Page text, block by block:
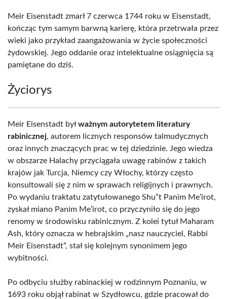
Meir Eisenstadt zmarł 7 czerwca 1744 roku w Eisenstadt,
kończąc tym samym barwną karierę, która przetrwała przez
wieki jako przykład zaangażowania w życie społeczności
żydowskiej. Jego oddanie oraz intelektualne osiągnięcia są
pamiętane do dziś.
Życiorys
Meir Eisenstadt byłważnym autorytetem literatury
rabinicznej, autorem licznych responsów talmudycznych
oraz innych znaczących prac w tej dziedzinie. Jego wiedza
w obszarze Halachy przyciągała uwagę rabinów z takich
krajów jak Turcja, Niemcy czy Włochy, którzy często
konsultowali się z nim w sprawach religijnych i prawnych.
Po wydaniu traktatu zatytułowanego Shu”t Panim Me’irot,
zyskał miano Panim Me’irot, co przyczyniło się do jego
renomy w środowisku rabinicznym. Z kolei tytuł Maharam
Ash, który oznacza w hebrajskim „nasz nauczyciel, Rabbi
Meir Eisenstadt”, stał się kolejnym synonimem jego
wybitności.
Po odbyciu służby rabinackiej w rodzinnym Poznaniu, w
1693 roku objął rabinat w Szydłowcu, gdzie pracował do